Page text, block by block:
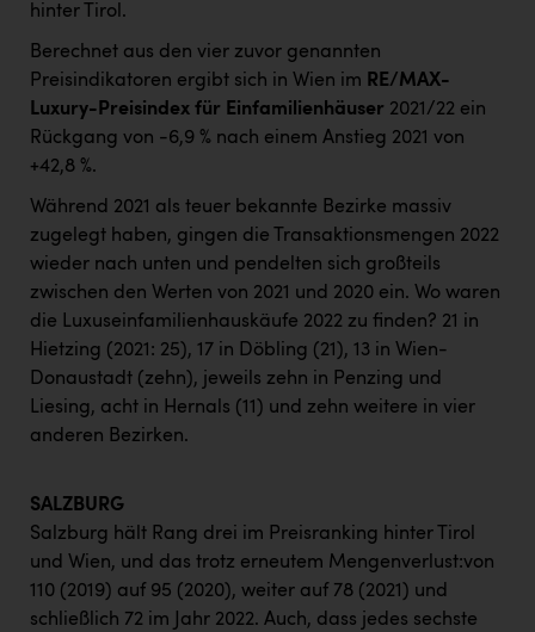
hinter Tirol.
Berechnet aus den vier zuvor genannten
Preisindikatoren ergibt sich in Wien im RE/MAX-
Luxury-Preisindex für Einfamilienhäuser 2021/22 ein
Rückgang von -6,9 % nach einem Anstieg 2021 von
+42,8 %.
Während 2021 als teuer bekannte Bezirke massiv
zugelegt haben, gingen die Transaktionsmengen 2022
wieder nach unten und pendelten sich großteils
zwischen den Werten von 2021 und 2020 ein. Wo waren
die Luxuseinfamilienhauskäufe 2022 zu finden? 21 in
Hietzing (2021: 25), 17 in Döbling (21), 13 in Wien-
Donaustadt (zehn), jeweils zehn in Penzing und
Liesing, acht in Hernals (11) und zehn weitere in vier
anderen Bezirken.
SALZBURG
Salzburg hält Rang drei im Preisranking hinter Tirol
und Wien, und das trotz erneutem Mengenverlust:von
110 (2019) auf 95 (2020), weiter auf 78 (2021) und
schließlich 72 im Jahr 2022. Auch, dass jedes sechste